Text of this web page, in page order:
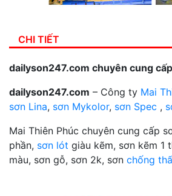
CHI TIẾT
dailyson247.com chuyên cung
dailyson247.com – Công ty Mai
sơn Lina, sơn Mykolor, sơn Spec ,
Mai Thiên Phúc chuyên cung cấp
phần, sơn lót giàu kẽm, sơn kẽm 1
màu, sơn gỗ, sơn 2k, sơn chống